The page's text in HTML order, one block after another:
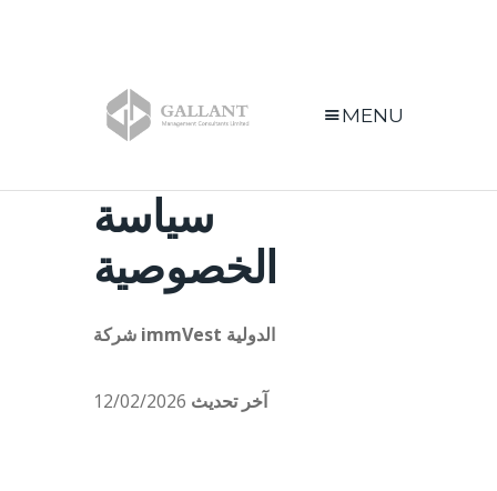
MENU
سياسة
الخصوصية
شركة immVest الدولية
آخر تحديث